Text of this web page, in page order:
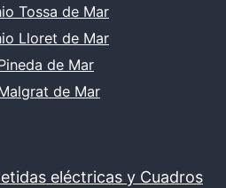
Tossa de Mar
Lloret de Mar
de Mar
de Mar
eléctricas y Cuadros